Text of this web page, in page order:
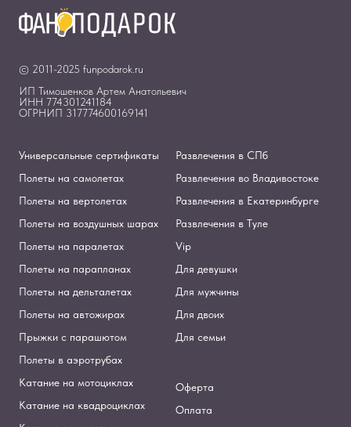
© 2011-2025 funpodarok.ru
ИП Тимошенков Артем Анатольевич
ИНН 774301241184
ОГРНИП 317774600169141
Универсальные сертификаты
Полеты на самолетах
Полеты на вертолетах
Полеты на воздушных шарах
Полеты на паралетах
Полеты на парапланах
Полеты на дельталетах
Полеты на автожирах
Прыжки с парашютом
Полеты в аэротрубах
Катание на мотоциклах
Катание на квадроциклах
Развлечения в СПб
Развлечения во Владивостоке
Развлечения в Екатеринбурге
Развлечения в Туле
Vip
Для девушки
Для мужчины
Для двоих
Для семьи
Оферта
Оплата